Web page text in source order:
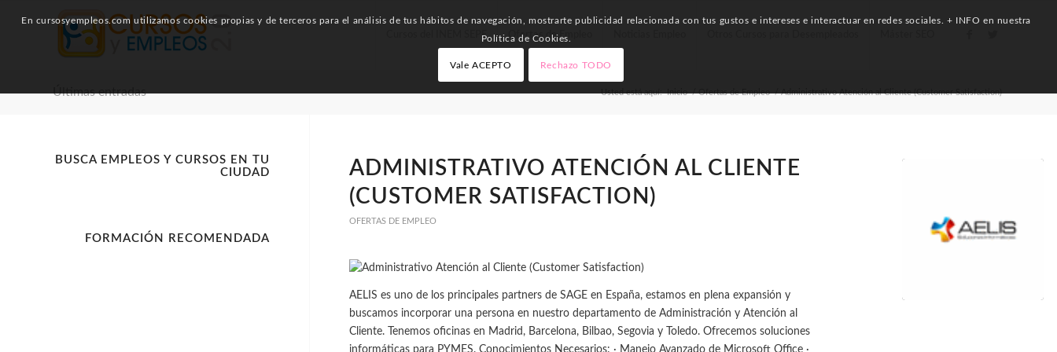
Cursos del INEM SEPE Ofertas de Empleo
Últimas entradas Usted está aquí: Inicio / Ofertas de Empleo / Administrativo Atención al Cliente (Customer Satisfaction)
ADMINISTRATIVO ATENCIÓN AL CLIENTE
(CUSTOMER SATISFACTION)
OFERTAS DE EMPLEO
AELIS es uno de los principales partners de SAGE en España, estamos en plena expansión y
buscamos incorporar una persona en nuestro departamento de Administración y Atención al
Cliente. Tenemos oficinas en Madrid, Barcelona, Bilbao, Segovia y Toledo. Ofrecemos soluciones
informáticas para PYMES. Conocimientos Necesarios: · Manejo Avanzado de Microsoft Office ·
BUSCA EMPLEOS Y CURSOS EN TU
CIUDAD
FORMACIÓN RECOMENDADA
En cursosyempleos.com utilizamos cookies propias y de terceros para el análisis de tus hábitos de navegación, mostrarte publicidad relacionada con tus gustos e intereses e interactuar en redes sociales. + INFO en nuestra
Política de Cookies.
Vale ACEPTO Rechazo TODO